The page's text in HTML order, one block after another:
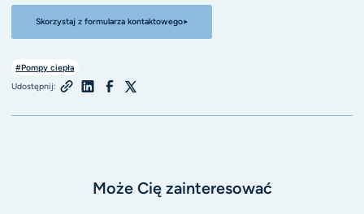
Skorzystaj z formularza kontaktowego
#Pompy ciepła
Udostępnij:
Może Cię zainteresować